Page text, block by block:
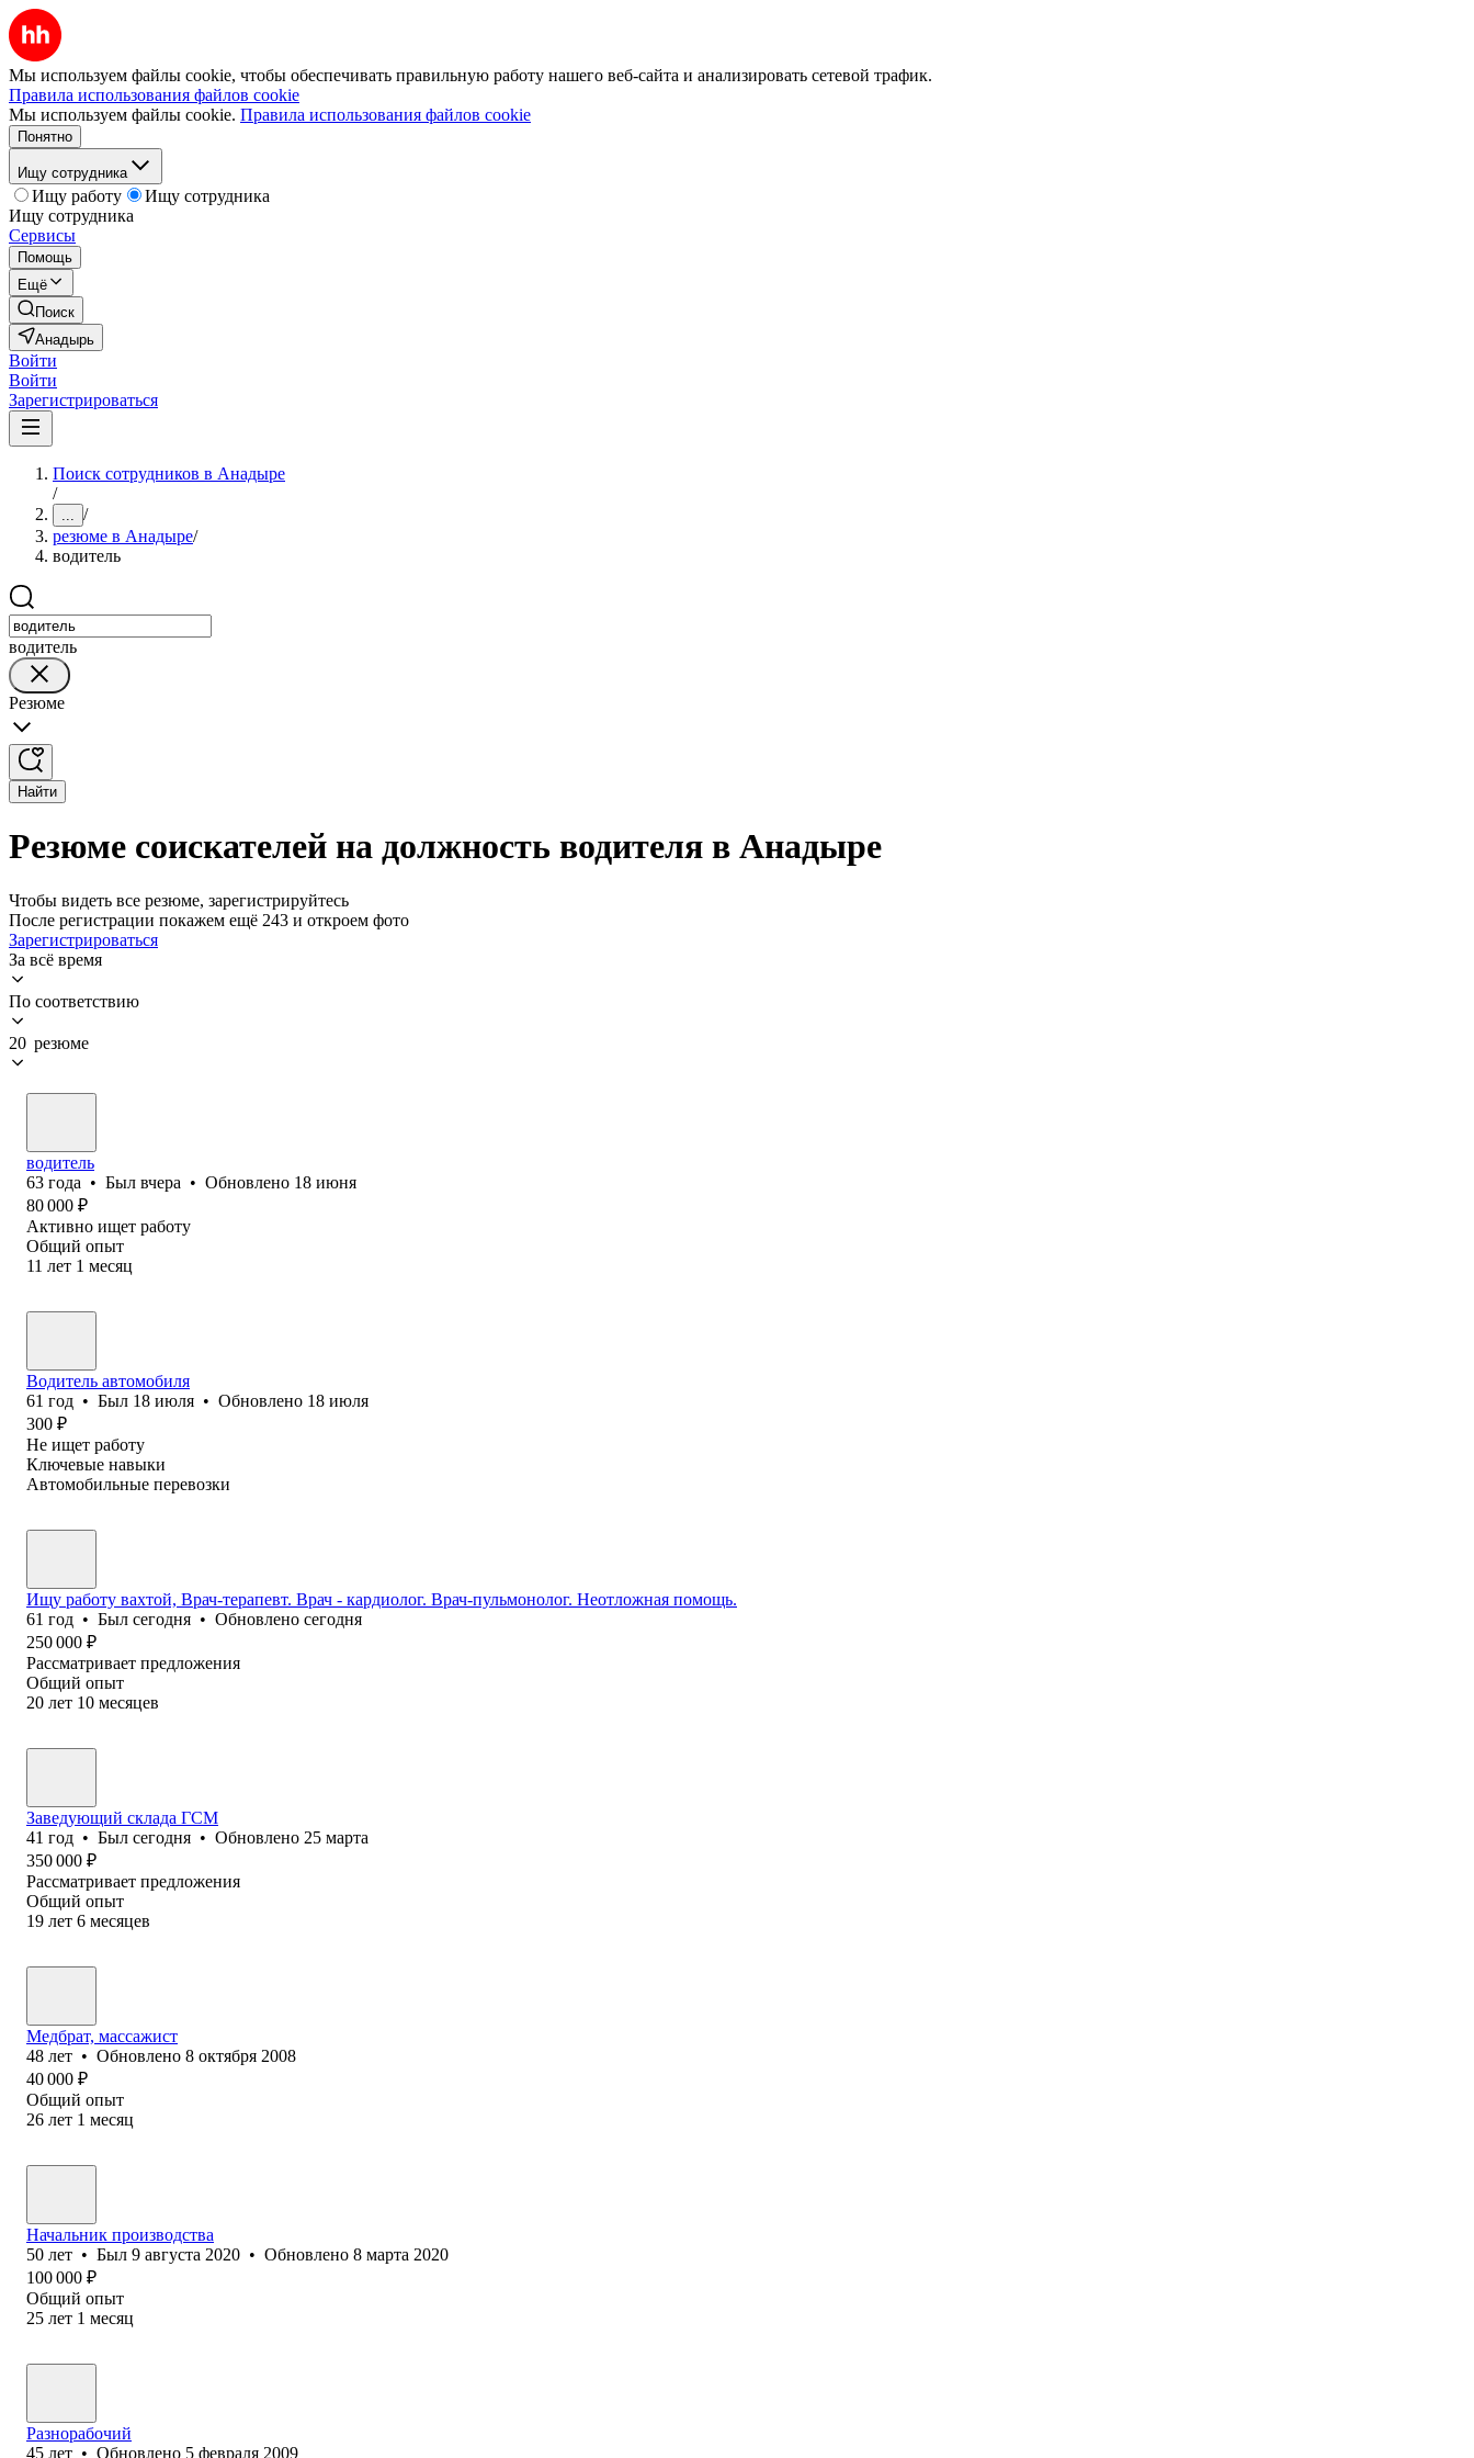
Мы используем файлы cookie, чтобы обеспечивать правильную работу нашего веб-сайта и анализировать сетевой трафик.
Правила использования файлов cookie
Мы используем файлы cookie. Правила использования файлов cookie
Понятно
Ищу сотрудника
Ищу работу
Ищу сотрудника
Ищу сотрудника
Сервисы
Помощь
Ещё
Поиск
Анадырь
Войти
Войти
Зарегистрироваться
Поиск сотрудников в Анадыре
/
... /
резюме в Анадыре/
водитель
водитель
Резюме
Найти
Резюме соискателей на должность водителя в Анадыре
Чтобы видеть все резюме, зарегистрируйтесь
После регистрации покажем ещё 243 и откроем фото
Зарегистрироваться
За всё время
По соответствию
20 резюме
водитель
63 года • Был вчера • Обновлено 18 июня
80 000 ₽
Активно ищет работу
Общий опыт
11 лет 1 месяц
Водитель автомобиля
61 год • Был 18 июля • Обновлено 18 июля
300 ₽
Не ищет работу
Ключевые навыки
Автомобильные перевозки
Ищу работу вахтой, Врач-терапевт. Врач - кардиолог. Врач-пульмонолог. Неотложная помощь.
61 год • Был сегодня • Обновлено сегодня
250 000 ₽
Рассматривает предложения
Общий опыт
20 лет 10 месяцев
Заведующий склада ГСМ
41 год • Был сегодня • Обновлено 25 марта
350 000 ₽
Рассматривает предложения
Общий опыт
19 лет 6 месяцев
Медбрат, массажист
48 лет • Обновлено 8 октября 2008
40 000 ₽
Общий опыт
26 лет 1 месяц
Начальник производства
50 лет • Был 9 августа 2020 • Обновлено 8 марта 2020
100 000 ₽
Общий опыт
25 лет 1 месяц
Разнорабочий
45 лет • Обновлено 5 февраля 2009